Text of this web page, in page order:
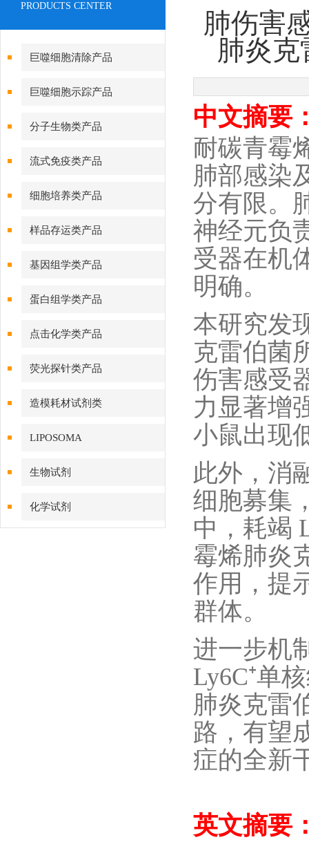
PRODUCTS CENTER
巨噬细胞清除产品
巨噬细胞示踪产品
分子生物类产品
流式免疫类产品
细胞培养类产品
样品存运类产品
基因组学类产品
蛋白组学类产品
点击化学类产品
荧光探针类产品
造模耗材试剂类
LIPOSOMA
生物试剂
化学试剂
肺伤害
肺炎
中文摘要
耐碳青霉
肺部感染
分有限。
神经元负
受器在机
明确。
本研究发
克雷伯菌
伤害感受
力显著增
小鼠出现
此外，消
细胞募集
中，耗竭
霉烯肺炎
作用，提
群体。
进一步机
Ly6C⁺单
肺炎克雷
路，有望
症的全新
英文摘要